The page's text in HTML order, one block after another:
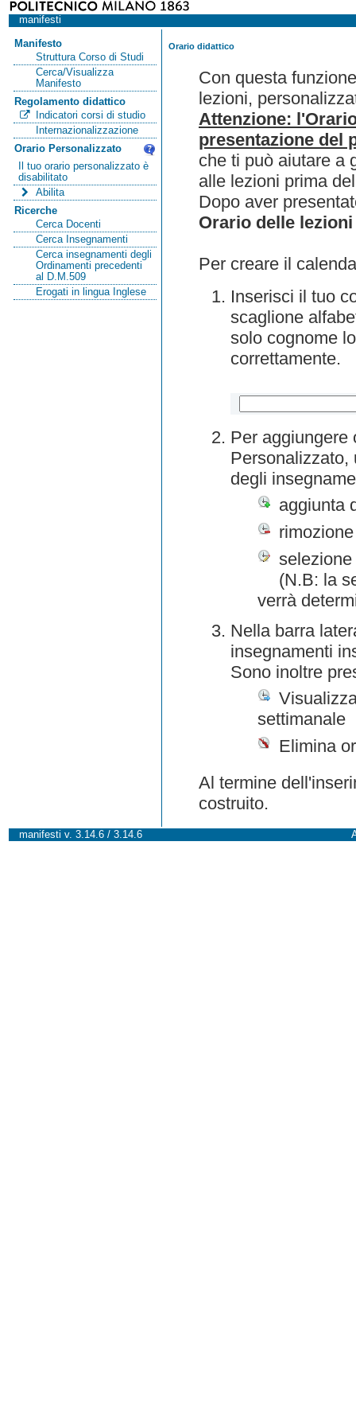
manifesti
Manifesto
Struttura Corso di Studi
Cerca/Visualizza
Manifesto
Regolamento didattico
Indicatori corsi di studio
Internazionalizzazione
Orario Personalizzato
Il tuo orario personalizzato è
disabilitato
Abilita
Ricerche
Cerca Docenti
Cerca Insegnamenti
Cerca insegnamenti degli
Ordinamenti precedenti
al D.M.509
Erogati in lingua Inglese
Orario didattico
Con questa
lezioni,
Attenzione:
presentazione del
che ti può aiutare a
alle lezioni prima
Dopo aver
Orario delle lezioni
Per creare il
Inserisci il tuo
scaglione
solo cognome
correttamente.
Per aggiungere
Personalizzato,
degli
aggiunta
(N.B: la
verrà
Nella barra
insegnamenti
Sono inoltre
settimanale
Elimina
Al termine
costruito.
manifesti v. 3.14.6 / 3.14.6